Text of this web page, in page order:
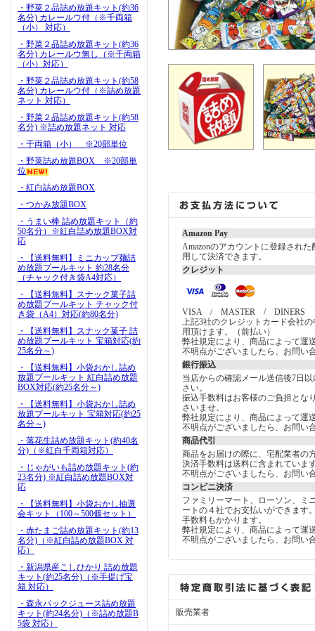
・野菜２品詰め放題キット(約36
名分) カレールウ付（※千両箱
（小） 対応）
・野菜２品詰め放題キット(約36
名分) カレールウ無し（※千両箱
（小）対応）
・野菜２品詰め放題キット(約58
名分) カレールウ付（※詰め放題
ネット 対応）
・野菜２品詰め放題キット(約58
名分) ※詰め放題ネット 対応
・千両箱（小） ※20部単位
・野菜詰め放題BOX ※20部単
位
・紅白詰め放題BOX
・つかみ放題BOX
・うまい棒 詰め放題キット（約
50名分）※紅白詰め放題BOX対
応
・【送料無料】ミニカップ麺詰
め放題プールキット 約28名分
（チャック付き袋A4対応）
・【送料無料】スナック菓子詰
め放題プールキット チャック付
き袋（A4）対応(約80名分)
・【送料無料】スナック菓子 詰
め放題プールキット 宝箱対応(約
25名分～)
・【送料無料】小袋おかし詰め
放題プールキット 紅白詰め放題
BOX対応(約25名分～)
・【送料無料】小袋おかし詰め
放題プールキット 宝箱対応(約25
名分～)
・落花生詰め放題キット(約40名
分)（※紅白千両箱対応）
・じゃがいも詰め放題キット(約
23名分) ※紅白詰め放題BOX対
応
・【送料無料】小袋おかし抽選
会キット（100～500個セット）
・赤たまご詰め放題キット(約13
名分)（※紅白詰め放題BOX 対
応）
・新潟県産こしひかり 詰め放題
キット(約25名分)（※手提げ宝
箱 対応）
・森永パックジュース詰め放題
キット(約24名分)（※詰め放題B
5袋 対応）
Amazon Pay
Amazonのアカウントに登録され
用して決済できます。
クレジット
VISA / MASTER / DINERS
上記3社のクレジットカード会社
用頂けます。（前払い）
弊社規定により、商品によって運
不明点がございましたら、お問い
銀行振込
当店からの確認メール送信後7日
さい。
振込手数料はお客様のご負担とな
さいませ。
弊社規定により、商品によって運
不明点がございましたら、お問い
商品代引
商品をお届けの際に、宅配業者の
決済手数料は送料に含まれていま
不明点がございましたら、お問い
コンビニ決済
ファミリーマート、ローソン、ミ
ートの４社でお支払いができます
手数料もかかります。
弊社規定により、商品によって運
不明点がございましたら、お問い
販売業者